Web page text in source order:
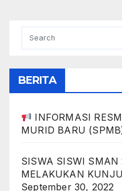
BERITA
INFORMASI
MURID BARU
SISWA SISWI SMAN
MELAKUKAN
September 30, 2022